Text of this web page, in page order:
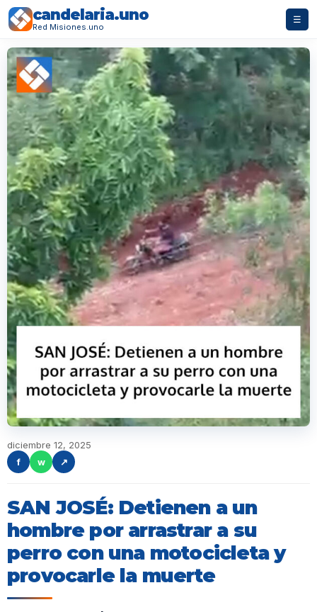
candelaria.uno
Red Misiones.uno
☰
diciembre 12, 2025
f
w ↗
SAN JOSÉ: Detienen a un
hombre por arrastrar a su
perro con una motocicleta y
provocarle la muerte